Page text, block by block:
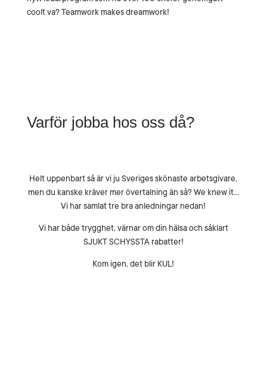
coolt va? Teamwork makes dreamwork!
Varför jobba hos oss då?
Helt uppenbart så är vi ju Sveriges skönaste arbetsgivare,
men du kanske kräver mer övertalning än så? We knew it…
Vi har samlat tre bra anledningar nedan!
Vi har både trygghet, värnar om din hälsa och såklart
SJUKT SCHYSSTA rabatter!
Kom igen, det blir KUL!